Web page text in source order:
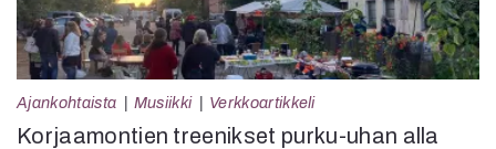
Ajankohtaista Musiikki Verkkoartikkeli
Korjaamontien treenikset purku-uhan alla